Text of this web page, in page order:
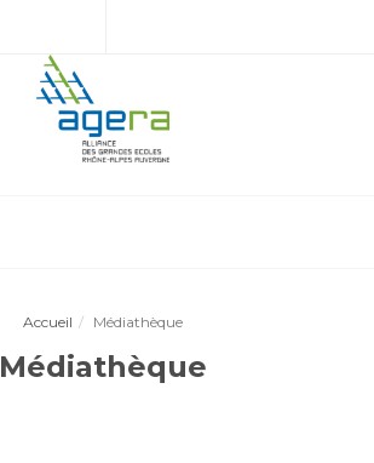
Accueil Médiathèque
Médiathèque